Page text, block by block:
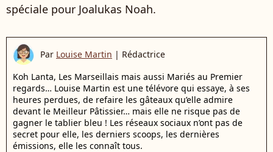
spéciale pour Joalukas Noah.
Par Louise Martin | Rédactrice
Koh Lanta, Les Marseillais mais aussi Mariés au Premier
regards… Louise Martin est une télévore qui essaye, à ses
heures perdues, de refaire les gâteaux qu’elle admire
devant le Meilleur Pâtissier… mais elle ne risque pas de
gagner le tablier bleu ! Les réseaux sociaux n’ont pas de
secret pour elle, les derniers scoops, les dernières
émissions, elle les connaît tous.